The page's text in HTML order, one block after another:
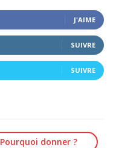
J'AIME
SUIVRE
SUIVRE
Pourquoi donner ?